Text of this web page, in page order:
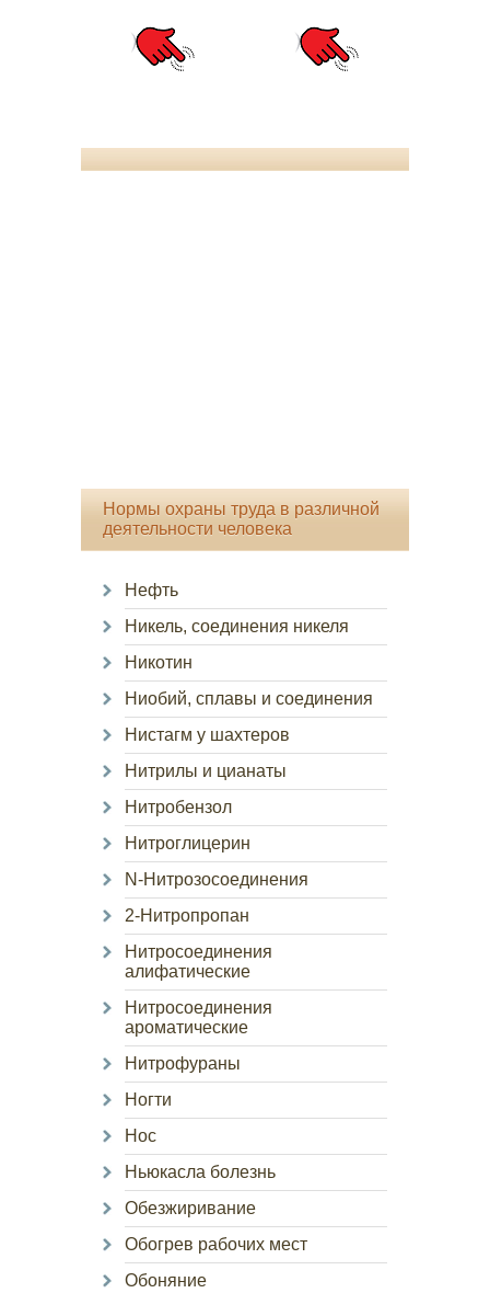
Нормы охраны труда в различной
деятельности человека
Нефть
Никель, соединения никеля
Никотин
Ниобий, сплавы и соединения
Нистагм у шахтеров
Нитрилы и цианаты
Нитробензол
Нитроглицерин
N-Нитрозосоединения
2-Нитропропан
Нитросоединения
алифатические
Нитросоединения
ароматические
Нитрофураны
Ногти
Нос
Ньюкасла болезнь
Обезжиривание
Обогрев рабочих мест
Обоняние